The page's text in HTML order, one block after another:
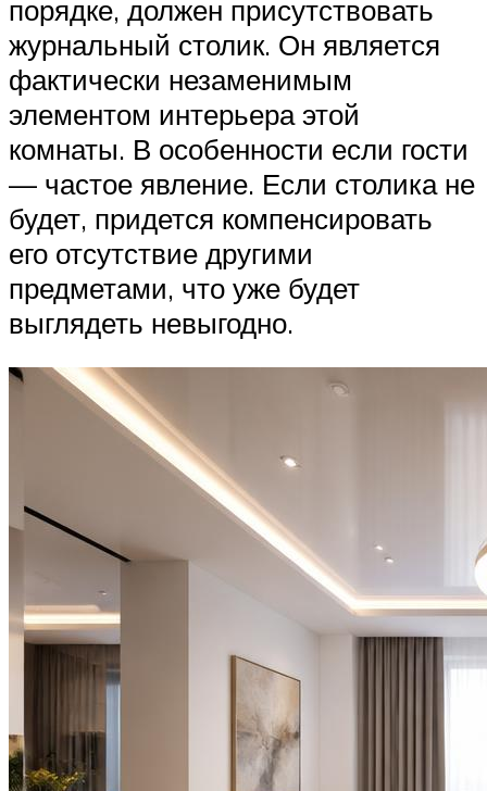
порядке, должен присутствовать
журнальный столик. Он является
фактически незаменимым
элементом интерьера этой
комнаты. В особенности если гости
— частое явление. Если столика не
будет, придется компенсировать
его отсутствие другими
предметами, что уже будет
выглядеть невыгодно.